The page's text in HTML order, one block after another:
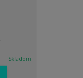
Skladom